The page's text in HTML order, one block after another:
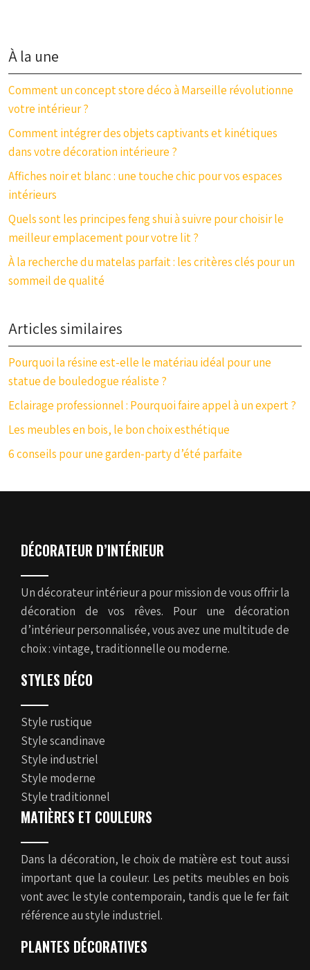
À la une
Comment un concept store déco à Marseille révolutionne
votre intérieur ?
Comment intégrer des objets captivants et kinétiques
dans votre décoration intérieure ?
Affiches noir et blanc : une touche chic pour vos espaces
intérieurs
Quels sont les principes feng shui à suivre pour choisir le
meilleur emplacement pour votre lit ?
À la recherche du matelas parfait : les critères clés pour un
sommeil de qualité
Articles similaires
Pourquoi la résine est-elle le matériau idéal pour une
statue de bouledogue réaliste ?
Eclairage professionnel : Pourquoi faire appel à un expert ?
Les meubles en bois, le bon choix esthétique
6 conseils pour une garden-party d’été parfaite
DÉCORATEUR D’INTÉRIEUR
Un décorateur intérieur a pour mission de vous offrir la
décoration de vos rêves. Pour une décoration
d’intérieur personnalisée, vous avez une multitude de
choix : vintage, traditionnelle ou moderne.
STYLES DÉCO
Style rustique
Style scandinave
Style industriel
Style moderne
Style traditionnel
MATIÈRES ET COULEURS
Dans la décoration, le choix de matière est tout aussi
important que la couleur. Les petits meubles en bois
vont avec le style contemporain, tandis que le fer fait
référence au style industriel.
PLANTES DÉCORATIVES